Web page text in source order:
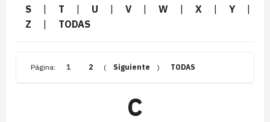
S
T U V W X Y
Z
TODAS
Página: 1 2 ( Siguiente ) TODAS
C